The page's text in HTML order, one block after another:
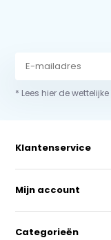
* Lees hier de
Klantenservice
Mijn account
Categorieën